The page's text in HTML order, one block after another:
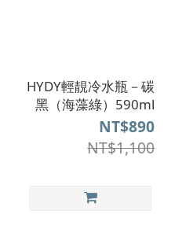
HYDY輕靚冷水瓶－碳
黑（海藻綠）590ml
NT$890
NT$1,100